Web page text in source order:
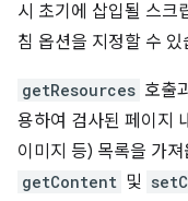
시 초기에 삽입될 스크
침 옵션을 지정할 수 있
getResources 호출
용하여 검사된 페이지
이미지 등) 목록을 가져
getContent 및